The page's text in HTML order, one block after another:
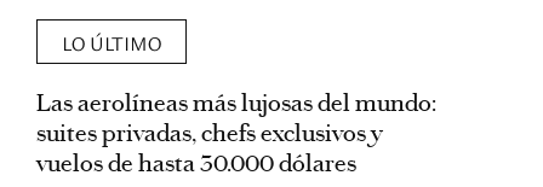
LO ÚLTIMO
Las aerolíneas más lujosas del mundo:
suites privadas, chefs exclusivos y
vuelos de hasta 30.000 dólares